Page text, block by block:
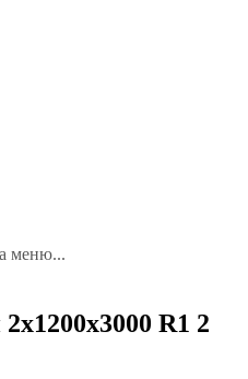
меню...
R1 2